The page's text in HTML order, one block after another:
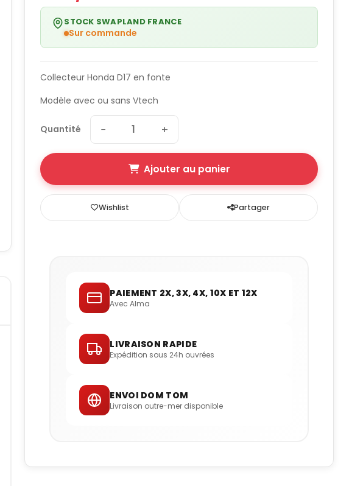
STOCK SWAPLAND FRANCE
Sur commande
Collecteur Honda D17 en fonte
Modèle avec ou sans Vtech
Quantité − +
Ajouter au panier
Wishlist Partager
PAIEMENT 2X, 3X, 4X, 10X ET 12X
Avec Alma
LIVRAISON RAPIDE
Expédition sous 24h ouvrées
ENVOI DOM TOM
Livraison outre-mer disponible